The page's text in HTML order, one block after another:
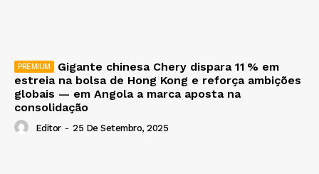
Gigante chinesa Chery dispara 11 % em
estreia na bolsa de Hong Kong e reforça ambições
globais — em Angola a marca aposta na
consolidação
Editor - 25 De Setembro, 2025